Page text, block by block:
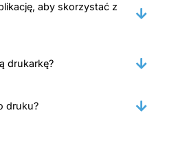
aby skorzystać z
drukarkę?
druku?